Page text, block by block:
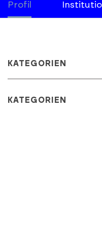
Profil
KATEGORIEN
KATEGORIEN